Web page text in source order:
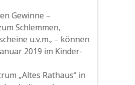
Gewinne –
Schlemmen,
u.v.m., – können
2019 im Kinder-
„Altes Rathaus“ in